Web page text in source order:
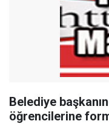
Belediye
öğrencilerine